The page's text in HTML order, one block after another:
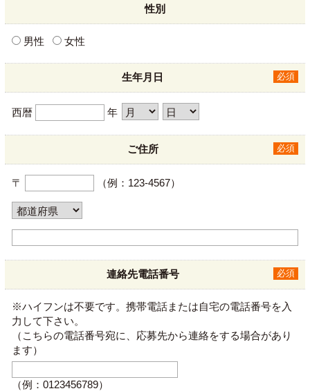
性別
男性 女性
生年月日 必須
西暦 年
ご住所 必須
〒 （例：123-4567）
連絡先電話番号 必須
※ハイフンは不要です。携帯電話または自宅の電話番号を入
力して下さい。
（こちらの電話番号宛に、応募先から連絡をする場合があり
ます）
（例：0123456789）